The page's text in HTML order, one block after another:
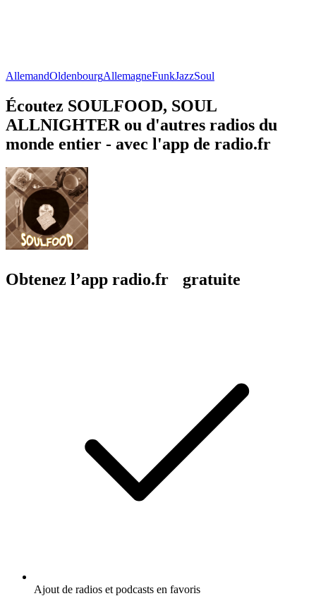
AllemandOldenbourgAllemagneFunkJazzSoul
Écoutez SOULFOOD, SOUL
ALLNIGHTER ou d'autres radios du
monde entier - avec l'app de radio.fr
Obtenez l’app radio.fr gratuite
Ajout de radios et podcasts en favoris